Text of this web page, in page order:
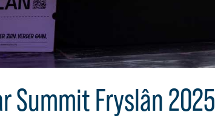
Summit Fryslân 2025